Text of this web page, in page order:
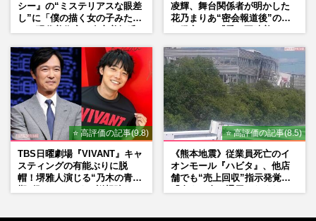
シー』の“ミステリアスな眼差
し”に「僕の描く女の子みた
凌輝、舞台関係者が明かした
花乃まりあ“密会報道後”の呆
⭐ 高評価の記事(9.8)
TBS日曜劇場『VIVANT』キャ
スティングの有能ぶりに脱
帽！堺雅人演じる“乃木の青年
⭐ 高評価の記事(8.5)
《熊本地震》従業員死亡のイ
オンモール『ハビタ』、他店
舗でも“売上回収”指示発覚で